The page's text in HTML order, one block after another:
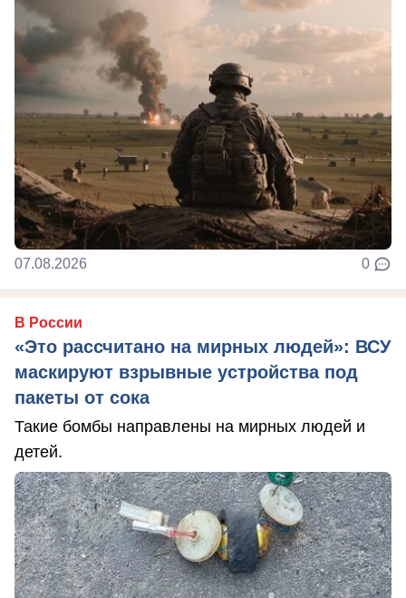
07.08.2026 0
В России
«Это рассчитано на мирных людей»: ВСУ
маскируют взрывные устройства под
пакеты от сока
Такие бомбы направлены на мирных людей и
детей.